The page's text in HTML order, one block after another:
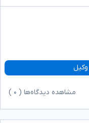
وکیل
مشاهده دیدگاه‌ها ( ۰